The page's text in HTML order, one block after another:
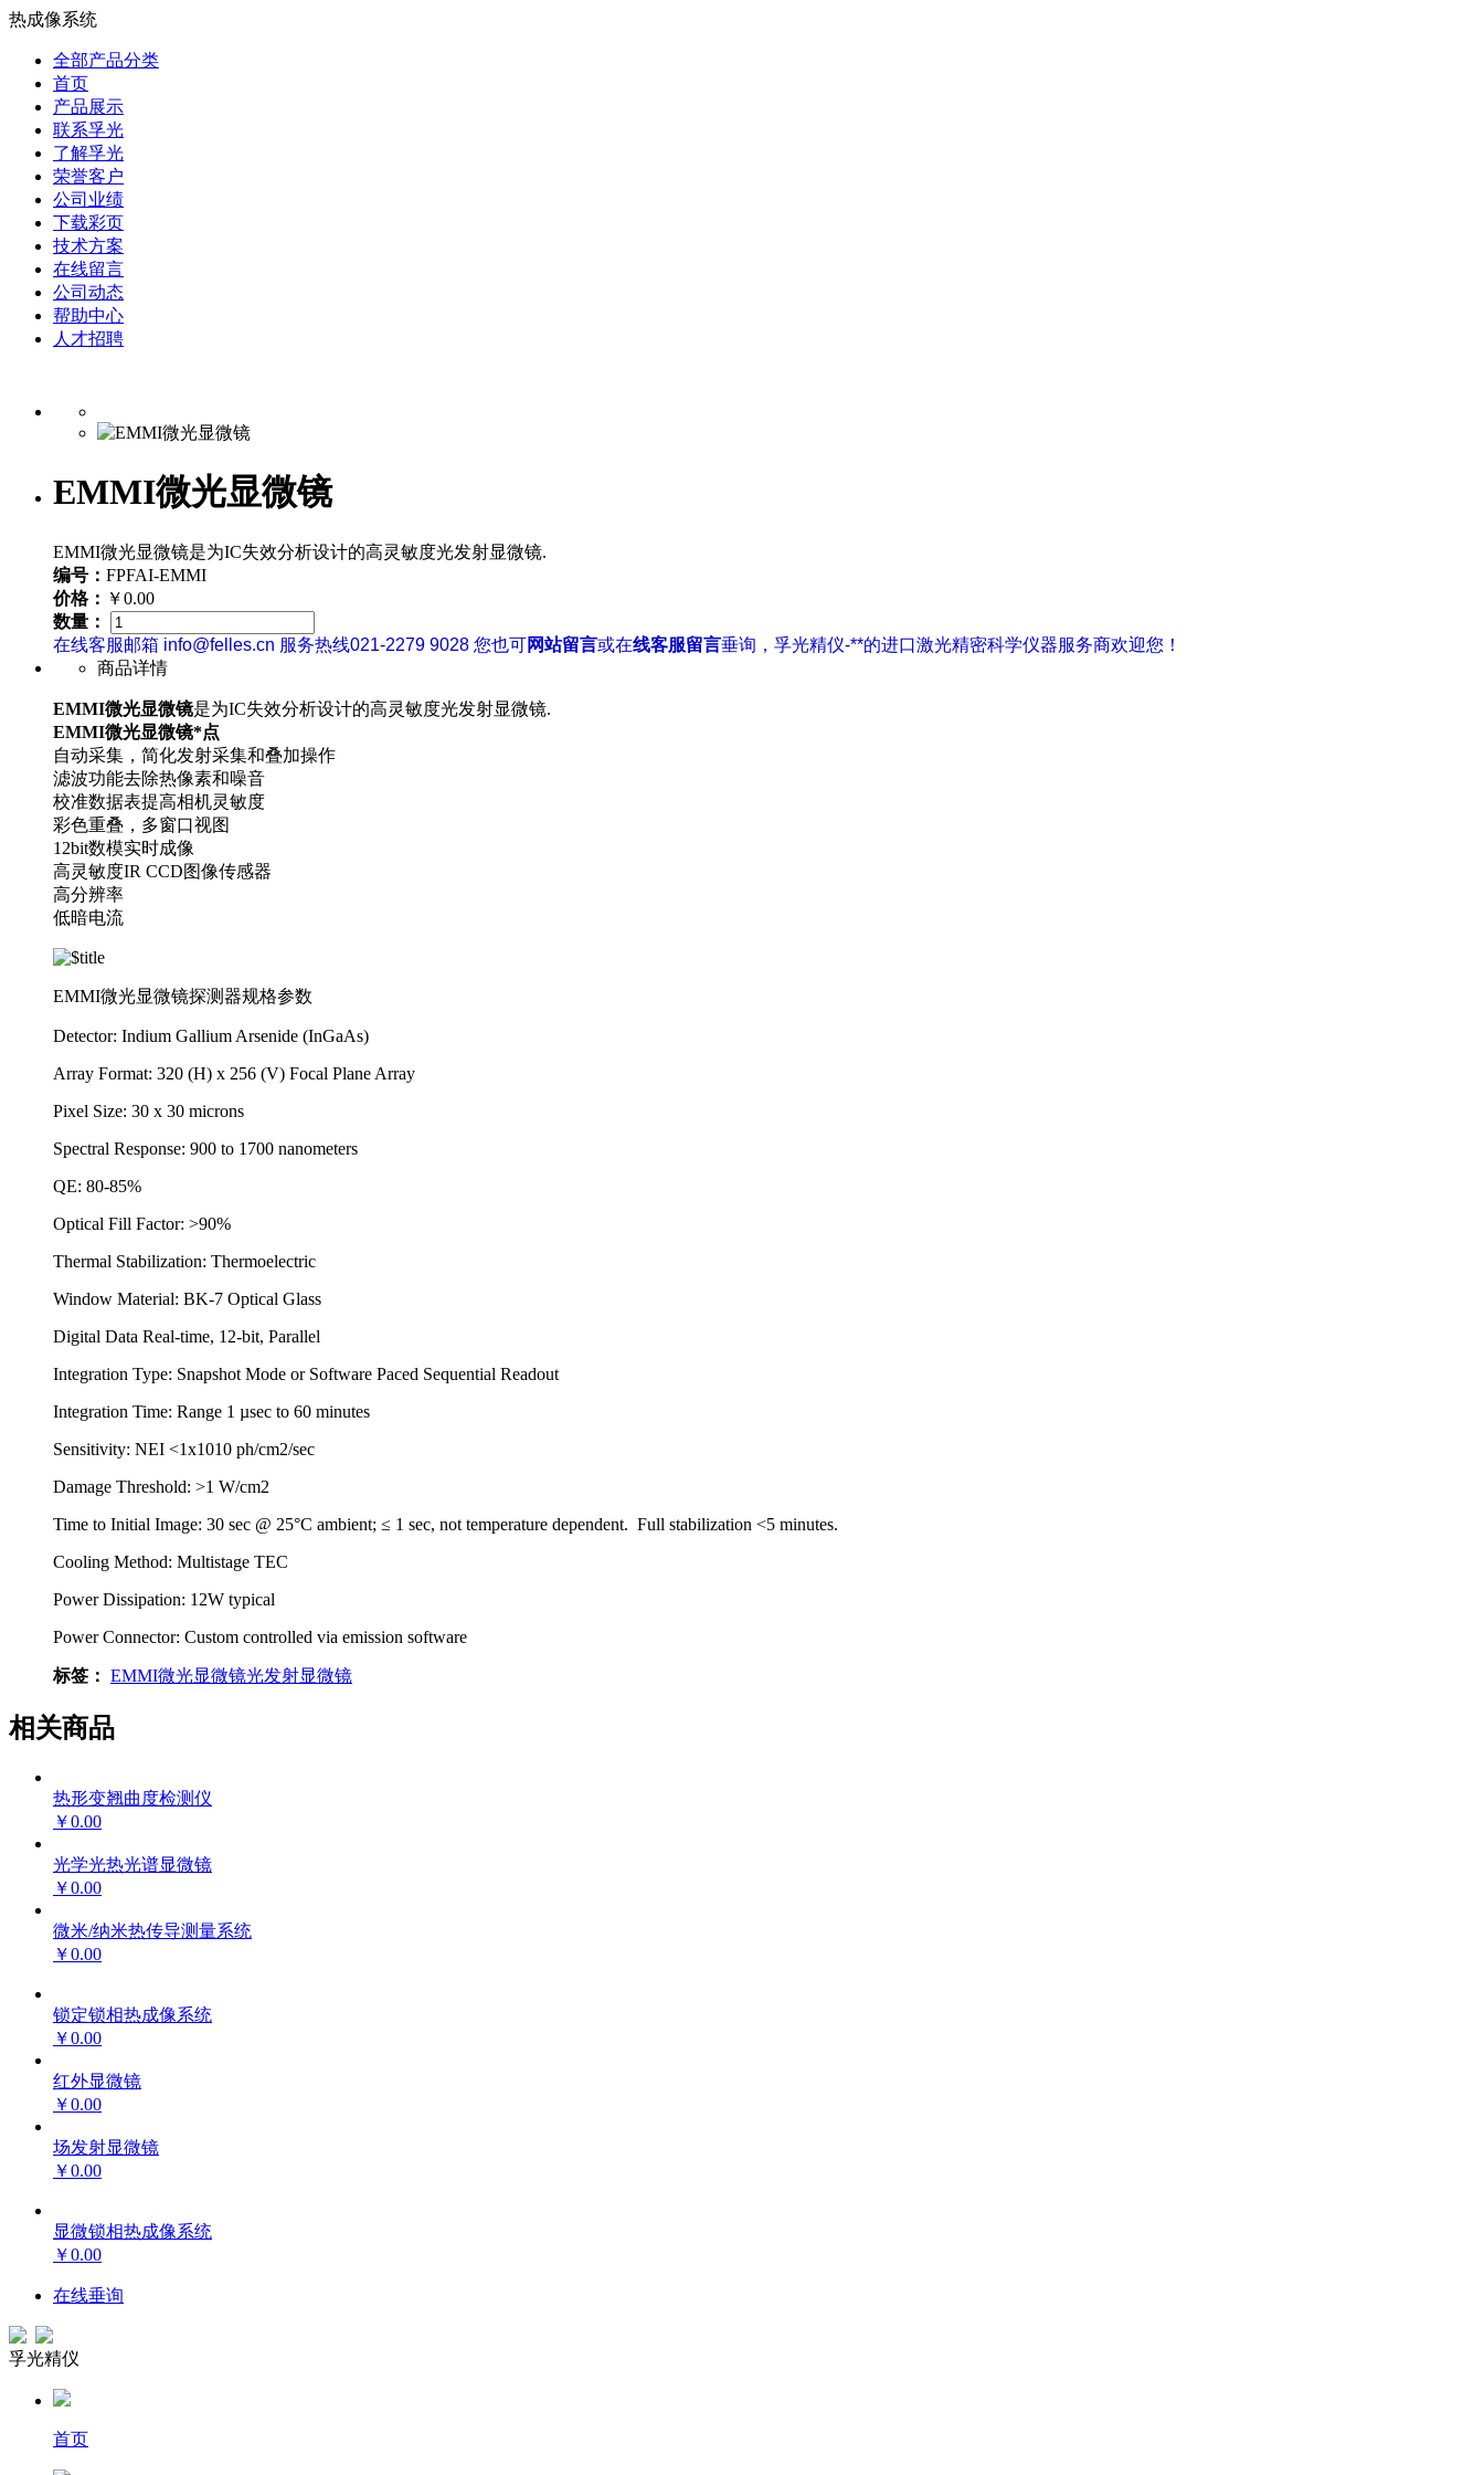
热成像系统
全部产品分类
首页
产品展示
联系孚光
了解孚光
荣誉客户
公司业绩
下载彩页
技术方案
在线留言
公司动态
帮助中心
人才招聘
EMMI微光显微镜
EMMI微光显微镜是为IC失效分析设计的高灵敏度光发射显微镜.
编号： FPFAI-EMMI
价格： ￥0.00
数量：
在线客服邮箱 info@felles.cn 服务热线021-2279 9028 您也可网站留言或在线客服留言垂询，孚光精仪-**的进口激光精密科学仪器服务商欢迎您！
商品详情
EMMI微光显微镜是为IC失效分析设计的高灵敏度光发射显微镜.
EMMI微光显微镜*点
自动采集，简化发射采集和叠加操作
滤波功能去除热像素和噪音
校准数据表提高相机灵敏度
彩色重叠，多窗口视图
12bit数模实时成像
高灵敏度IR CCD图像传感器
高分辨率
低暗电流
EMMI微光显微镜探测器规格参数
Detector: Indium Gallium Arsenide (InGaAs)
Array Format: 320 (H) x 256 (V) Focal Plane Array
Pixel Size: 30 x 30 microns
Spectral Response: 900 to 1700 nanometers
QE: 80-85%
Optical Fill Factor: >90%
Thermal Stabilization: Thermoelectric
Window Material: BK-7 Optical Glass
Digital Data Real-time, 12-bit, Parallel
Integration Type: Snapshot Mode or Software Paced Sequential Readout
Integration Time: Range 1 µsec to 60 minutes
Sensitivity: NEI <1x1010 ph/cm2/sec
Damage Threshold: >1 W/cm2
Time to Initial Image: 30 sec @ 25°C ambient; ≤ 1 sec, not temperature dependent. Full stabilization <5 minutes.
Cooling Method: Multistage TEC
Power Dissipation: 12W typical
Power Connector: Custom controlled via emission software
标签： EMMI微光显微镜光发射显微镜
相关商品
热形变翘曲度检测仪
￥0.00
光学光热光谱显微镜
￥0.00
微米/纳米热传导测量系统
￥0.00
锁定锁相热成像系统
￥0.00
红外显微镜
￥0.00
场发射显微镜
￥0.00
显微锁相热成像系统
￥0.00
在线垂询
孚光精仪
首页